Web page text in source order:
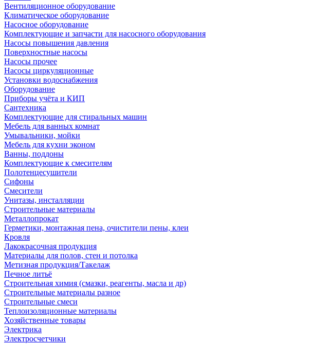
Вентиляционное оборудование
Климатическое оборудование
Насосное оборудование
Комплектующие и запчасти для насосного оборудования
Насосы повышения давления
Поверхностные насосы
Насосы прочее
Насосы циркуляционные
Установки водоснабжения
Оборудование
Приборы учёта и КИП
Сантехника
Комплектующие для стиральных машин
Мебель для ванных комнат
Умывальники, мойки
Мебель для кухни эконом
Ванны, поддоны
Комплектующие к смесителям
Полотенцесушители
Сифоны
Смесители
Унитазы, инсталляции
Строительные материалы
Металлопрокат
Герметики, монтажная пена, очистители пены, клеи
Кровля
Лакокрасочная продукция
Материалы для полов, стен и потолка
Метизная продукция/Такелаж
Печное литьё
Строительная химия (смазки, реагенты, масла и др)
Строительные материалы разное
Строительные смеси
Теплоизоляционные материалы
Хозяйственные товары
Электрика
Электросчетчики